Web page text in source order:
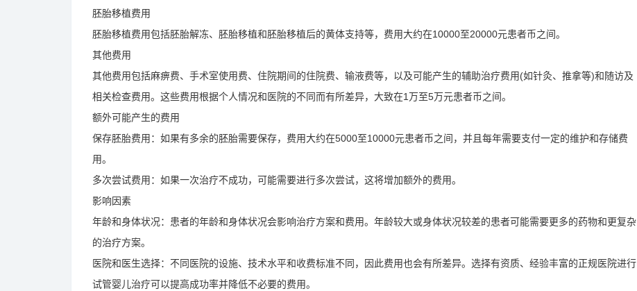
胚胎移植费用
胚胎移植费用包括胚胎解冻、胚胎移植和胚胎移植后的黄体支持等，费用大约在10000至20000元患者币之间。
其他费用
其他费用包括麻痹费、手术室使用费、住院期间的住院费、输液费等，以及可能产生的辅助治疗费用(如针灸、推拿等)和随访及
相关检查费用。这些费用根据个人情况和医院的不同而有所差异，大致在1万至5万元患者币之间。
额外可能产生的费用
保存胚胎费用：如果有多余的胚胎需要保存，费用大约在5000至10000元患者币之间，并且每年需要支付一定的维护和存储费
用。
多次尝试费用：如果一次治疗不成功，可能需要进行多次尝试，这将增加额外的费用。
影响因素
年龄和身体状况：患者的年龄和身体状况会影响治疗方案和费用。年龄较大或身体状况较差的患者可能需要更多的药物和更复杂
的治疗方案。
医院和医生选择：不同医院的设施、技术水平和收费标准不同，因此费用也会有所差异。选择有资质、经验丰富的正规医院进行
试管婴儿治疗可以提高成功率并降低不必要的费用。